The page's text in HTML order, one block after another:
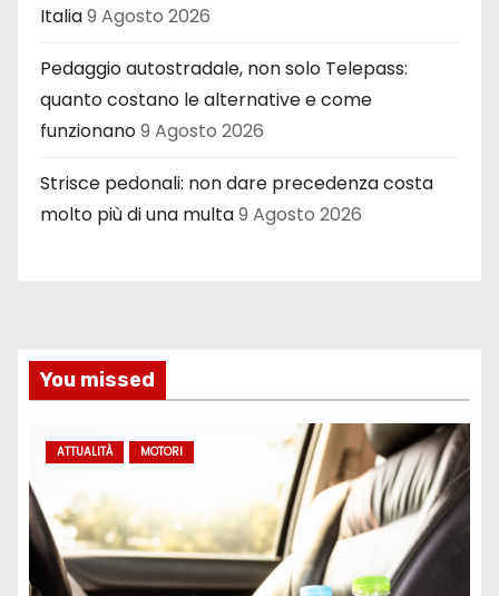
Italia9 Agosto 2026
Pedaggio autostradale, non solo Telepass:
quanto costano le alternative e come
funzionano9 Agosto 2026
Strisce pedonali: non dare precedenza costa
molto più di una multa9 Agosto 2026
You missed
ATTUALITÀ MOTORI